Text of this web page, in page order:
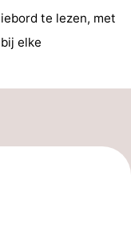
te lezen, met
elke